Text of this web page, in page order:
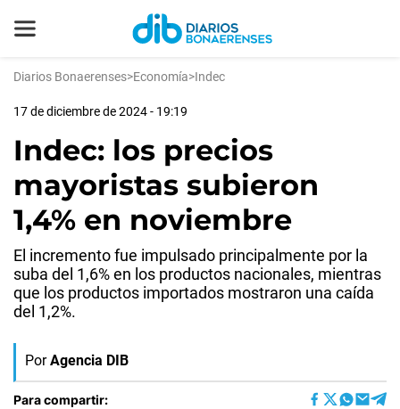
Diarios Bonaerenses>Economía>Indec
17 de diciembre de 2024 - 19:19
Indec: los precios
mayoristas subieron
1,4% en noviembre
El incremento fue impulsado principalmente por la
suba del 1,6% en los productos nacionales, mientras
que los productos importados mostraron una caída
del 1,2%.
Por Agencia DIB
Para compartir: